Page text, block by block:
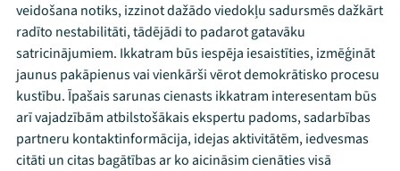
veidošana notiks, izzinot dažādo viedokļu sadursmēs dažkārt
radīto nestabilitāti, tādējādi to padarot gatavāku
satricinājumiem. Ikkatram būs iespēja iesaistīties, izmēģināt
jaunus pakāpienus vai vienkārši vērot demokrātisko procesu
kustību. Īpašais sarunas cienasts ikkatram interesentam būs
arī vajadzībām atbilstošākais ekspertu padoms, sadarbības
partneru kontaktinformācija, idejas aktivitātēm, iedvesmas
citāti un citas bagātības ar ko aicināsim cienāties visā